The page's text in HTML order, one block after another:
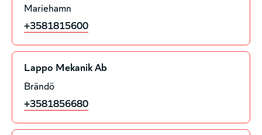
Mariehamn
+3581815600
Lappo Mekanik Ab
Brändö
+3581856680